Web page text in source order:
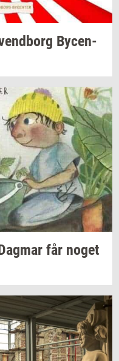
By­cen­
får noget